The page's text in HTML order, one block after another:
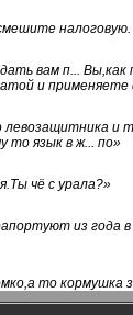
налоговую.
вам п...
и применяете
то язык в ж... по»
чё с урала?»
из года
то кормушка